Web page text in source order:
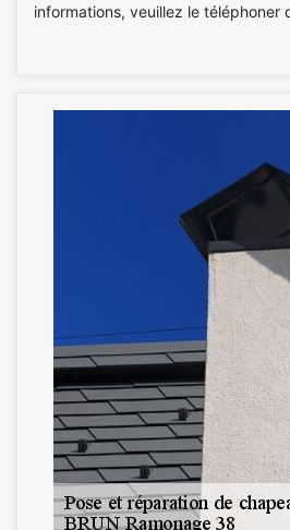
informations, veuillez le téléphoner